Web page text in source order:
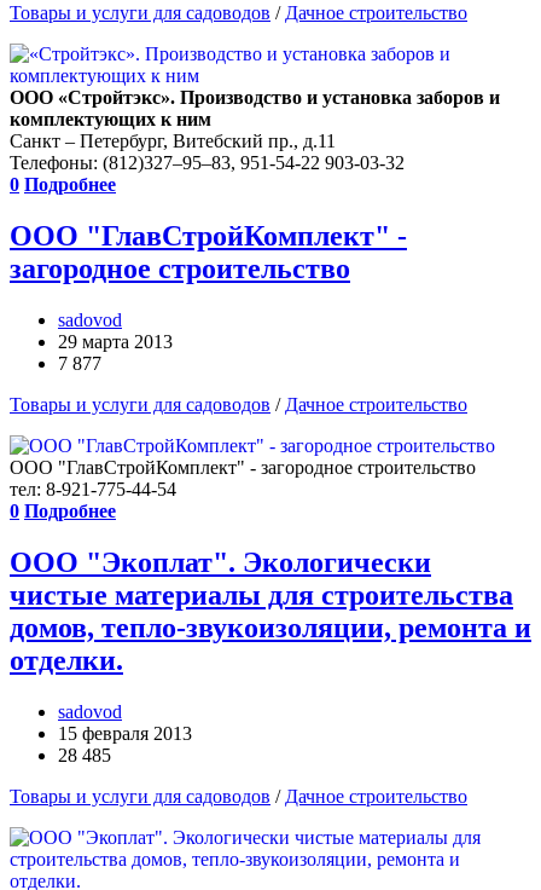
Товары и услуги для садоводов / Дачное строительство
ООО «Стройтэкс». Производство и установка заборов и
комплектующих к ним
Санкт – Петербург, Витебский пр., д.11
Телефоны: (812)327–95–83, 951-54-22 903-03-32
0 Подробнее
ООО "ГлавСтройКомплект" -
загородное строительство
sadovod
29 марта 2013
7 877
Товары и услуги для садоводов / Дачное строительство
ООО "ГлавСтройКомплект" - загородное строительство
тел: 8-921-775-44-54
0 Подробнее
ООО "Экоплат". Экологически
чистые материалы для строительства
домов, тепло-звукоизоляции, ремонта и
отделки.
sadovod
15 февраля 2013
28 485
Товары и услуги для садоводов / Дачное строительство